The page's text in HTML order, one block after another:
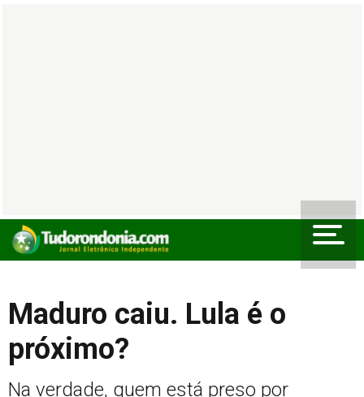
Maduro caiu. Lula é o
próximo?
Na verdade, quem está preso por